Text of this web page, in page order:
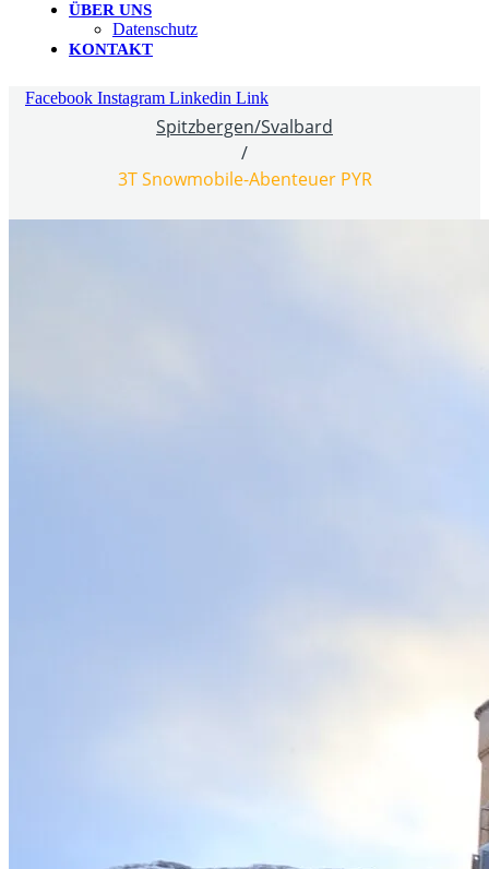
ÜBER UNS
Datenschutz
KONTAKT
Facebook Instagram Linkedin Link
Spitzbergen/Svalbard
/
3T Snowmobile-Abenteuer PYR